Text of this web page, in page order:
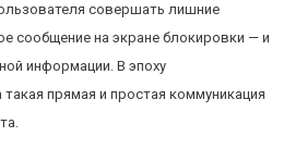
совершать лишние
сообщение на экране блокировки — и
информации. В эпоху
прямая и простая коммуникация